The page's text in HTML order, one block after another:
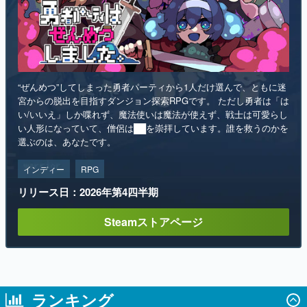
“ぜんめつ”してしまった勇者パーティから1人だけ選んで、ともに迷
宮からの脱出を目指すダンジョン探索RPGです。 ただし勇者は「は
い/いいえ」しか喋れず、魔法使いは魔法が使えず、戦士は可愛らし
い人形になっていて、僧侶は██を崇拝しています。誰を救うのかを
選ぶのは、あなたです。
インディー RPG
リリース日：2026年第4四半期
Steamストアページ
ランキング